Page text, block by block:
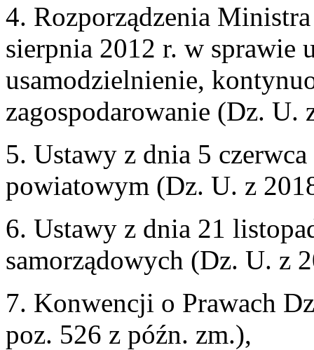
4. Rozporządzenia
sierpnia 2012 r. w sprawie
usamodzielnienie,
zagospodarowanie (Dz. U.
5. Ustawy z dnia 5
powiatowym (Dz. U. z
6. Ustawy z dnia 21
samorządowych (Dz. U. z
7. Konwencji o Prawach
poz. 526 z późn. zm.),